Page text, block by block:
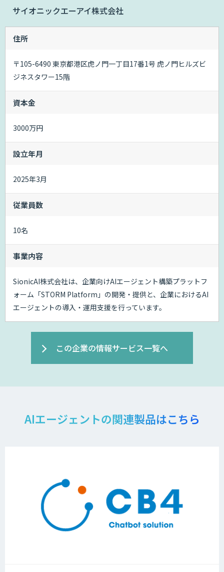
サイオニックエーアイ株式会社
住所
〒105-6490 東京都港区虎ノ門一丁目17番1号 虎ノ門ヒルズビ
ジネスタワー15階
資本金
3000万円
設立年月
2025年3月
従業員数
10名
事業内容
SionicAI株式会社は、企業向けAIエージェント構築プラットフ
ォーム「STORM Platform」の開発・提供と、企業におけるAI
エージェントの導入・運用支援を行っています。
この企業の情報サービス一覧へ
AIエージェントの関連製品はこちら